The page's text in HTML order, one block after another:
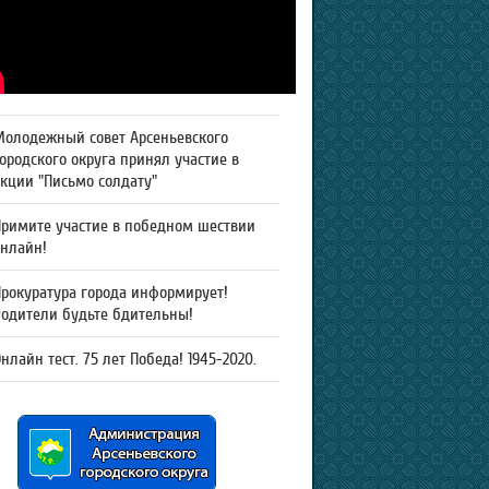
совет Арсеньевского
округа принял участие в
"Письмо солдату"
участие в победном шествии
города информирует!
будьте бдительны!
тест. 75 лет Победа! 1945-2020.